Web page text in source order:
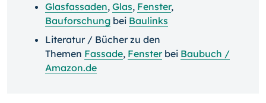
Glasfassaden, Glas, Fenster,
Bauforschung bei Baulinks
Literatur / Bücher zu den
Themen Fassade, Fensterbei Baubuch /
Amazon.de